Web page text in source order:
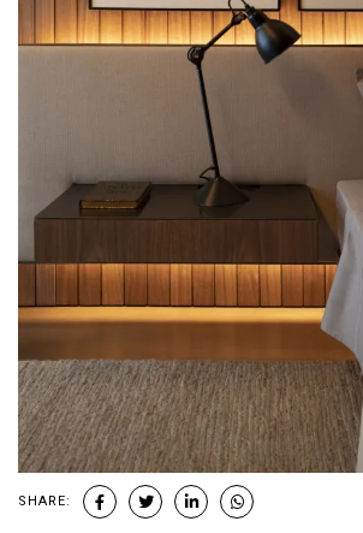
SHARE: